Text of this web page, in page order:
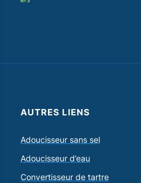
AUTRES LIENS
Adoucisseur sans sel
Adoucisseur d’eau
Convertisseur de tartre